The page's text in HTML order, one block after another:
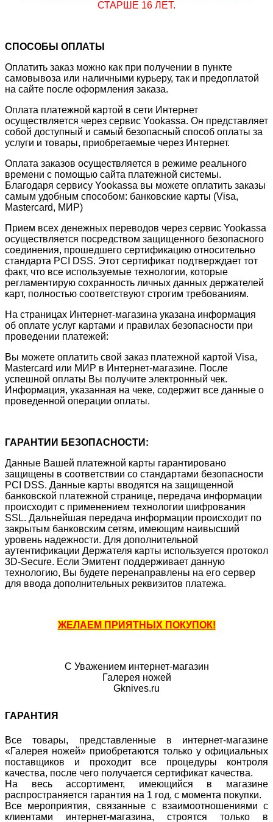
СТАРШЕ 16 ЛЕТ.
СПОСОБЫ ОПЛАТЫ
Оплатить заказ можно как при получении в пункте
самовывоза или наличными курьеру, так и предоплатой
на сайте после оформления заказа.
Оплата платежной картой в сети Интернет
осуществляется через сервис Yookassa. Он представляет
собой доступный и самый безопасный способ оплаты за
услуги и товары, приобретаемые через Интернет.
Оплата заказов осуществляется в режиме реального
времени с помощью сайта платежной системы.
Благодаря сервису Yookassa вы можете оплатить заказы
самым удобным способом: банковские карты (Visa,
Mastercard, МИР)
Прием всех денежных переводов через сервис Yookassa
осуществляется посредством защищенного безопасного
соединения, прошедшего сертификацию относительно
стандарта PCI DSS. Этот сертификат подтверждает тот
факт, что все используемые технологии, которые
регламентирую сохранность личных данных держателей
карт, полностью соответствуют строгим требованиям.
На страницах Интернет-магазина указана информация
об оплате услуг картами и правилах безопасности при
проведении платежей:
Вы можете оплатить свой заказ платежной картой Visa,
Mastercard или МИР в Интернет-магазине. После
успешной оплаты Вы получите электронный чек.
Информация, указанная на чеке, содержит все данные о
проведенной операции оплаты.
ГАРАНТИИ БЕЗОПАСНОСТИ:
Данные Вашей платежной карты гарантировано
защищены в соответствии со стандартами безопасности
PCI DSS. Данные карты вводятся на защищенной
банковской платежной странице, передача информации
происходит с применением технологии шифрования
SSL. Дальнейшая передача информации происходит по
закрытым банковским сетям, имеющим наивысший
уровень надежности. Для дополнительной
аутентификации Держателя карты используется протокол
3D-Secure. Если Эмитент поддерживает данную
технологию, Вы будете перенаправлены на его сервер
для ввода дополнительных реквизитов платежа.
ЖЕЛАЕМ ПРИЯТНЫХ ПОКУПОК!
С Уважением интернет-магазин
Галерея ножей
Gknives.ru
ГАРАНТИЯ
Все товары, представленные в интернет-магазине
«Галерея ножей» приобретаются только у официальных
поставщиков и проходит все процедуры контроля
качества, после чего получается сертификат качества.
На весь ассортимент, имеющийся в магазине
распространяется гарантия на 1 год, с момента покупки.
Все мероприятия, связанные с взаимоотношениями с
клиентами интернет-магазина, строятся только в